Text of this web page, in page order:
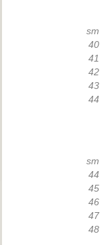
sm
40
41
42
43
44
sm
44
45
46
47
48